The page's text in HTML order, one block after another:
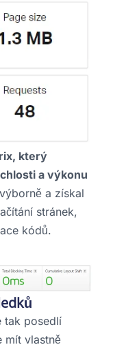
který
a výkonu
a získal
stránek,
kódů.
tak posedlí
mít vlastně